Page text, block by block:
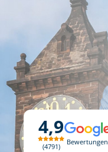
4,9
4791
Bewertungen